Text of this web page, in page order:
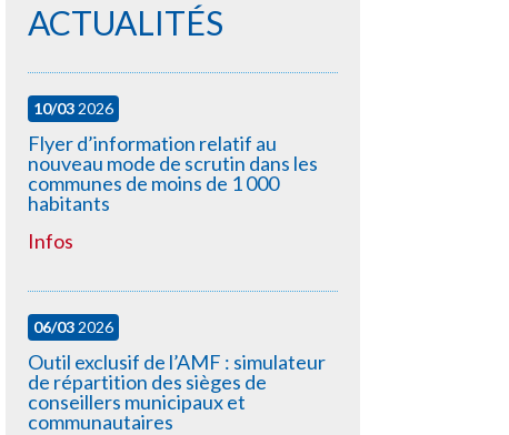
ACTUALITÉS
10/032026
Flyer d’information relatif au
nouveau mode de scrutin dans les
communes de moins de 1 000
habitants
Infos
06/032026
Outil exclusif de l’AMF : simulateur
de répartition des sièges de
conseillers municipaux et
communautaires